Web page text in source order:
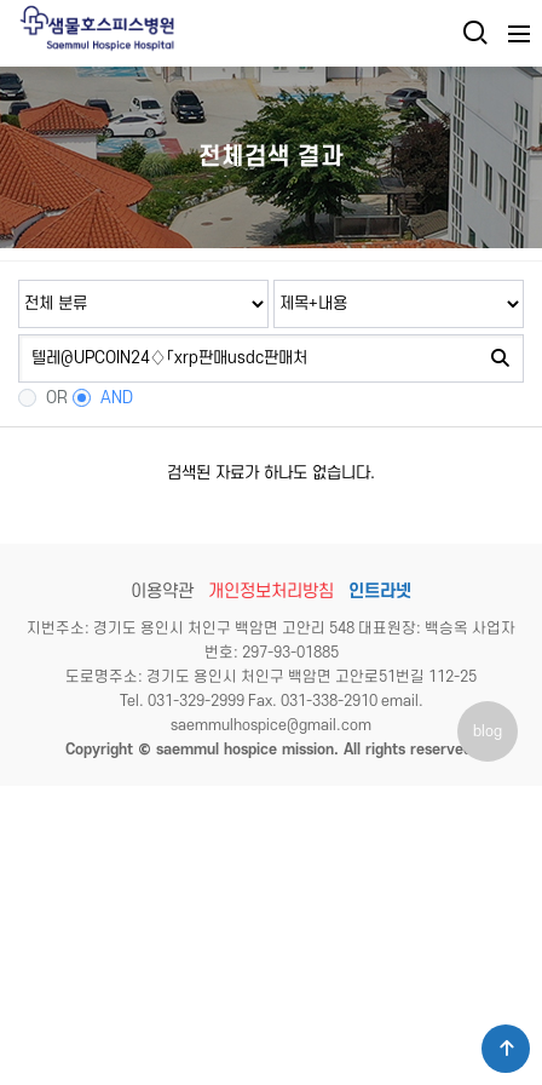
전체검색 결과
OR AND
검색된 자료가 하나도 없습니다.
이용약관 개인정보처리방침 인트라넷
지번주소: 경기도 용인시 처인구 백암면 고안리 548 대표원장: 백승옥 사업자
번호: 297-93-01885
도로명주소: 경기도 용인시 처인구 백암면 고안로51번길 112-25
Tel. 031-329-2999 Fax. 031-338-2910 email.
saemmulhospice@gmail.com
Copyright © saemmul hospice mission. All rights reserved.
blog